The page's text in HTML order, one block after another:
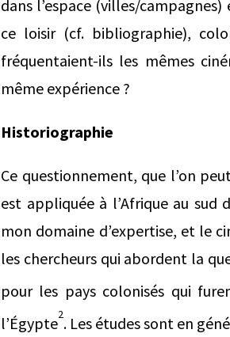
dans l’espace (villes/
ce loisir (cf. bibliographie),
fréquentaient-ils les mêmes
même expérience ?
Historiographie
Ce questionnement, que l’on
est appliquée à l’Afrique au sud
mon domaine d’expertise, et le
les chercheurs qui abordent la
pour les pays colonisés qui
l’Égypte2. Les études sont en